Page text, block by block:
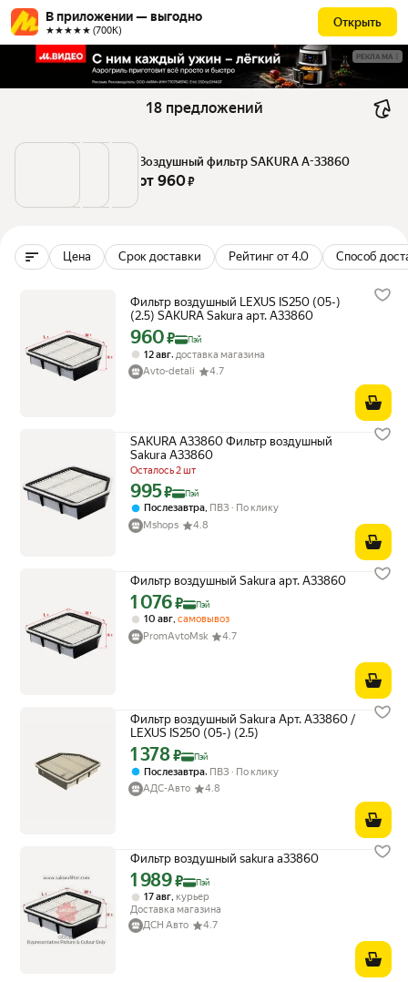
В приложении — выгодно
★★★★★ (700К)
Открыть
РЕКЛАМА
18 предложений
Воздушный фильтр SAKURA A-33860
от 960 ₽
Цена Срок доставки Рейтинг от 4.0 Способ
Фильтр воздушный LEXUS IS250 (05-)
(2.5) SAKURA Sakura арт. A33860
Цена с картой Яндекс Пэй 960 ₽ вместо
960₽ Пэй
12 авг, доставка магазина
Avto-detali
4.7
SAKURA A33860 Фильтр воздушный
Sakura A33860
Осталось 2 шт
Цена с картой Яндекс Пэй 995 ₽ вместо
995₽ Пэй
Послезавтра, ПВЗ
По клику
Mshops
4.8
Фильтр воздушный Sakura арт. A33860
Цена с картой Яндекс Пэй 1076 ₽ вместо
1 076₽ Пэй
10 авг самовывоз
PromAvtoMsk
4.7
Фильтр воздушный Sakura Арт. A33860 /
LEXUS IS250 (05-) (2.5)
Цена с картой Яндекс Пэй 1378 ₽ вместо
1 378₽ Пэй
Послезавтра, ПВЗ
По клику
АДС-Авто
4.8
Фильтр воздушный sakura a33860
Цена с картой Яндекс Пэй 1989 ₽ вместо
1 989₽ Пэй
17 авг, курьер
Доставка магазина
ДСН Авто
4.7